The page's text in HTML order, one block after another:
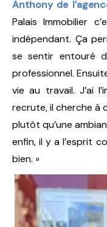
Anthony de
Palais Immobilier
indépendant. Ça
se sentir entouré
professionnel.
vie au travail. J’ai
recrute, il cherche à
plutôt qu’une
enfin, il y a l’esprit
bien. »